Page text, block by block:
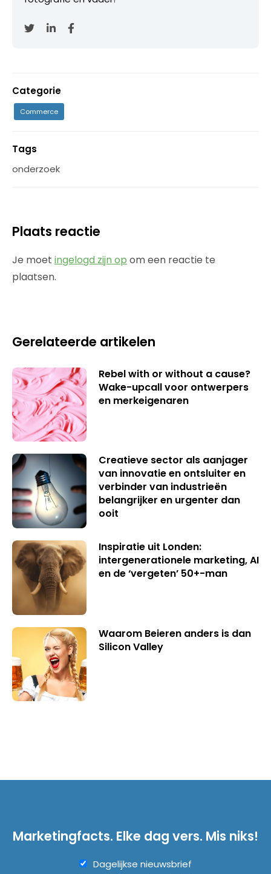
Categorie
Commerce
Tags
onderzoek
Plaats reactie
Je moet ingelogd zijn op om een reactie te
plaatsen.
Gerelateerde artikelen
Rebel with or without a cause?
Wake-upcall voor ontwerpers
en merkeigenaren
Creatieve sector als aanjager
van innovatie en ontsluiter en
verbinder van industrieën
belangrijker en urgenter dan
ooit
Inspiratie uit Londen:
intergenerationele marketing, AI
en de ‘vergeten’ 50+-man
Waarom Beieren anders is dan
Silicon Valley
Marketingfacts. Elke dag vers. Mis niks!
Dagelijkse nieuwsbrief